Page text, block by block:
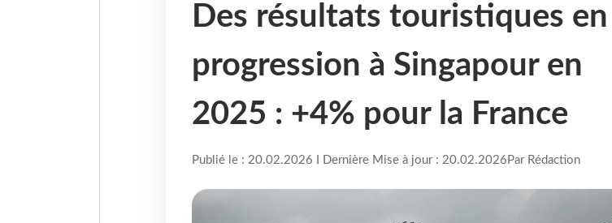
Des résultats touristiques en
progression à Singapour en
2025 : +4% pour la France
Publié le : 20.02.2026 I Dernière Mise à jour : 20.02.2026 Par Rédaction